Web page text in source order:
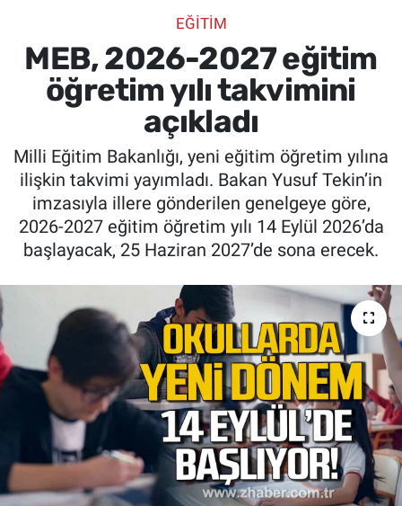
EĞİTİM
MEB, 2026-2027 eğitim
öğretim yılı takvimini
açıkladı
Milli Eğitim Bakanlığı, yeni eğitim öğretim yılına
ilişkin takvimi yayımladı. Bakan Yusuf Tekin’in
imzasıyla illere gönderilen genelgeye göre,
2026-2027 eğitim öğretim yılı 14 Eylül 2026’da
başlayacak, 25 Haziran 2027’de sona erecek.
SPOR